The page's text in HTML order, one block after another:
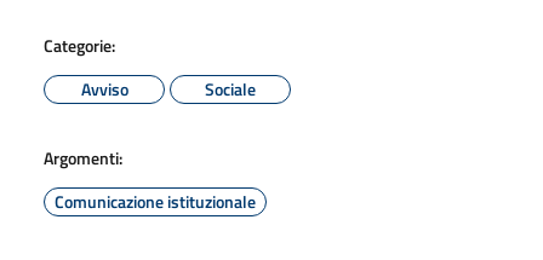
Categorie:
Avviso
Sociale
Argomenti:
Comunicazione istituzionale